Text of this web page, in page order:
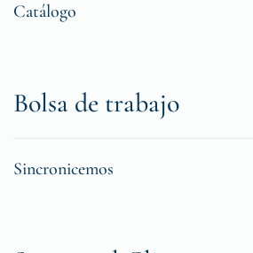
Catálogo
Bolsa de trabajo
Sincronicemos